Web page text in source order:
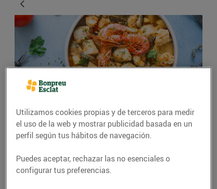
RECETAS
Caldereta de peix amb
gambes, bolets i pomes
Per a 4 persones
Utilizamos cookies propias y de terceros para medir
el uso de la web y mostrar publicidad basada en un
perfil según tus hábitos de navegación.
Puedes aceptar, rechazar las no esenciales o
configurar tus preferencias.